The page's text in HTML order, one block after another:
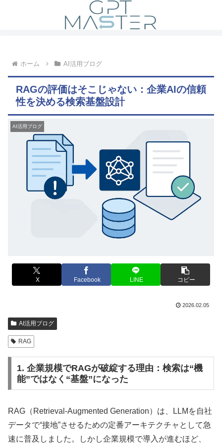
ホーム AI活用ブログ
RAGの評価はそこじゃない：企業AIの信頼
性を決める検索基盤設計
AI活用ブログ
X Facebook LINE コピー
2026.02.05
AI活用ブログ
RAG
1. 企業規模でRAGが破綻する理由：検索は“機
能”ではなく“基盤”になった
RAG（Retrieval-Augmented Generation）は、LLMを自社
データで“接地”させるための定番アーキテクチャとして急
速に普及しました。しかし企業規模で導入が進むほど、